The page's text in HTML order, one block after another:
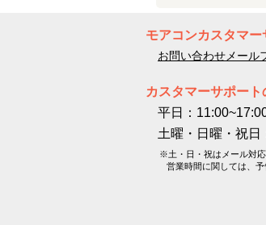
モアコンカスタマー
お問い合わせメール
カスタマーサポート
平日：
土曜・日曜・祝日
※土・日・祝はメール対応
営業時間に関しては、